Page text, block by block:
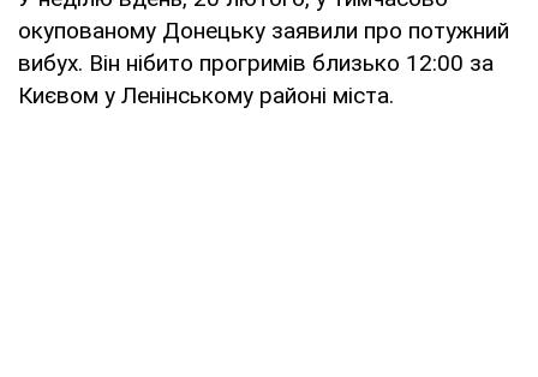
окупованому Донецьку заявили про потужний
вибух. Він нібито прогримів близько 12:00 за
Києвом у Ленінському районі міста.